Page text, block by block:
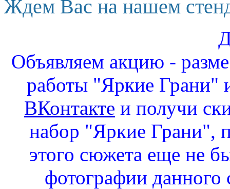
Ждем Вас на нашем
Объявляем акцию -
работы "Яркие Грани"
ВКонтакте и получи
набор "Яркие Грани",
этого сюжета еще не
фотографии